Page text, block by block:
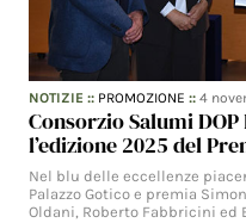
NOTIZIE :: PROMOZIONE ::4
Consorzio Salumi
l’edizione 2025 del
Nel blu delle eccellenze
Palazzo Gotico e premia
Oldani, Roberto Fabbricini ed